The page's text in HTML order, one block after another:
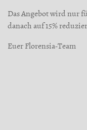
Das Angebot wird nur
danach auf 15%
Euer Florensia-Team